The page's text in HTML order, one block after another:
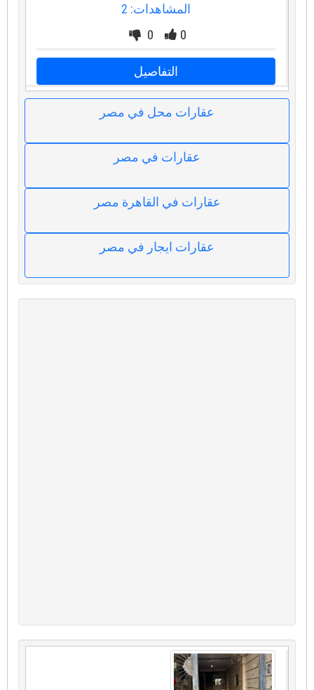
المشاهدات: 2
0
0
التفاصيل
عقارات محل في مصر
عقارات في مصر
عقارات في القاهرة مصر
عقارات ايجار في مصر